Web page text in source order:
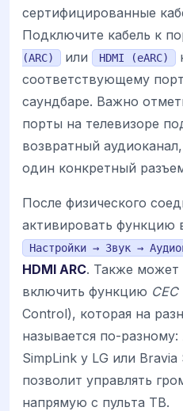
сертифицированные
Подключите кабель к
(ARC)
или HDMI (eARC)
соответствующему
саундбаре. Важно
порты на телевизоре
возвратный
один конкретный
После физического
активировать функцию
Настройки → Звук →
HDMI ARC. Также может
включить функцию CEC
Control), которая на
называется по-
SimpLink у LG или
позволит управлять
напрямую с пульта ТВ.